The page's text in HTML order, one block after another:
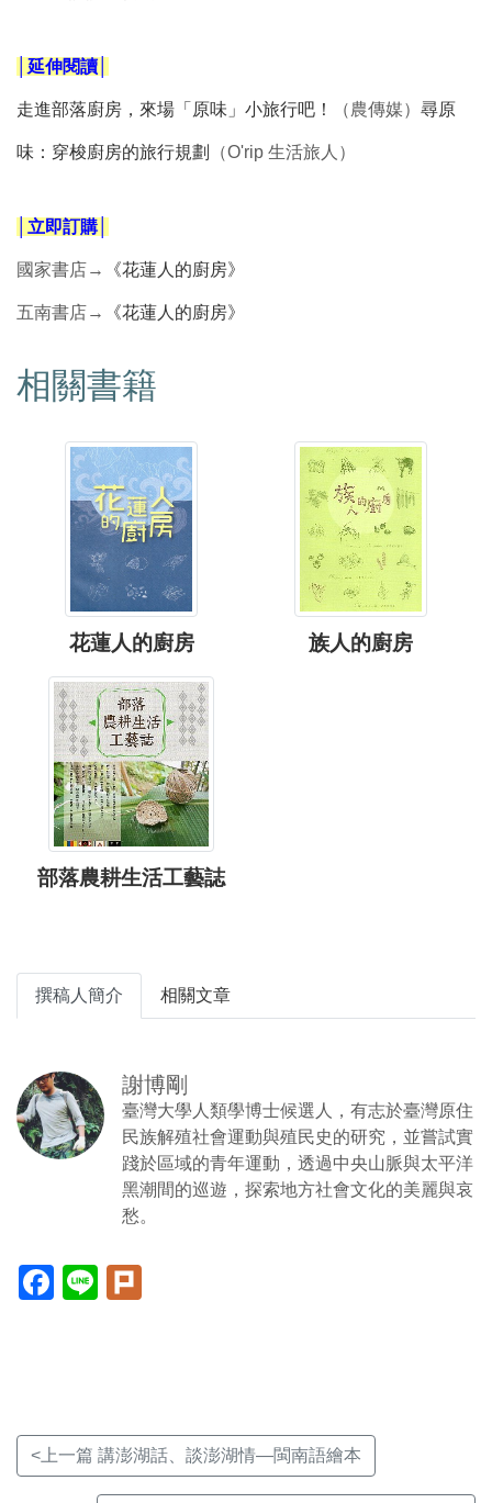
│延伸閱讀│
走進部落廚房，來場「原味」小旅行吧！ （農傳媒） 尋原
味：穿梭廚房的旅行規劃 （O'rip 生活旅人）
│立即訂購│
國家書店→ 《花蓮人的廚房》
五南書店→ 《花蓮人的廚房》
相關書籍
花蓮人的廚房 族人的廚房
部落農耕生活工藝誌
撰稿人簡介 相關文章
謝博剛
臺灣大學人類學博士候選人，有志於臺灣原住
民族解殖社會運動與殖民史的研究，並嘗試實
踐於區域的青年運動，透過中央山脈與太平洋
黑潮間的巡遊，探索地方社會文化的美麗與哀
愁。
Facebook(另
開
Line(另
開
<上一篇 講澎湖話、談澎湖情—閩南語繪本